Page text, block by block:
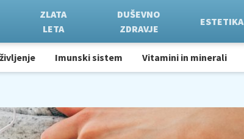
ZLATA
LETA
DUŠEVNO
ZDRAVJE
ESTETIKA
Imunski sistem Vitamini in minerali